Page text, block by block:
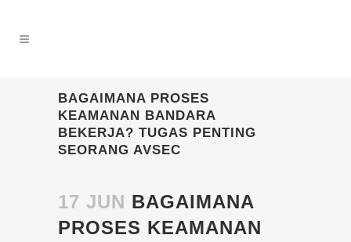
BAGAIMANA PROSES
KEAMANAN BANDARA
BEKERJA? TUGAS PENTING
SEORANG AVSEC
17 JUN BAGAIMANA
PROSES KEAMANAN